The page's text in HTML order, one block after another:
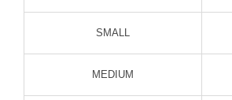
SMALL
MEDIUM